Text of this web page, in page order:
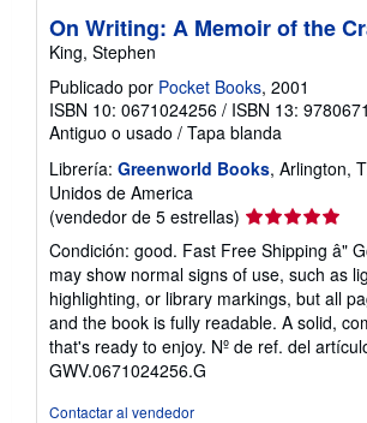
On Writing: A Memoir of the
King, Stephen
Publicado por Pocket Books, 2001
ISBN 10: 0671024256 / ISBN 13:
Antiguo o usado / Tapa blanda
Librería: Greenworld Books, Arlington,
Unidos de America
(vendedor de 5 estrellas) Calificación
del
vendedor:
5
de
5
estrellas
Condición: good. Fast Free Shipping â"
may show normal signs of use, such as
highlighting, or library markings, but all
and the book is fully readable. A solid,
that's ready to enjoy. Nº de ref. del
GWV.0671024256.G
Contactar al vendedor